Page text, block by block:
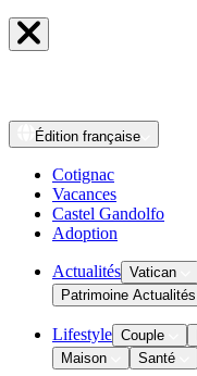
Édition française
Cotignac
Vacances
Castel Gandolfo
Adoption
Actualités Vatican
Patrimoine Actualités
Lifestyle Couple
Maison
Santé